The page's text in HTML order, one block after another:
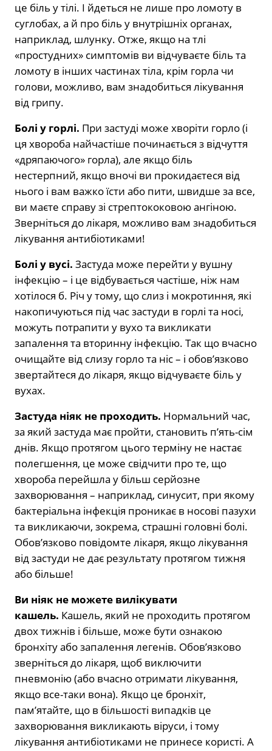
це біль у тілі. І йдеться не лише про ломоту в
суглобах, а й про біль у внутрішніх органах,
наприклад, шлунку. Отже, якщо на тлі
«простудних» симптомів ви відчуваєте біль та
ломоту в інших частинах тіла, крім горла чи
голови, можливо, вам знадобиться лікування
від грипу.
Болі у горлі. При застуді може хворіти горло (і
ця хвороба найчастіше починається з відчуття
«дряпаючого» горла), але якщо біль
нестерпний, якщо вночі ви прокидаєтеся від
нього і вам важко їсти або пити, швидше за все,
ви маєте справу зі стрептококовою ангіною.
Зверніться до лікаря, можливо вам знадобиться
лікування антибіотиками!
Болі у вусі. Застуда може перейти у вушну
інфекцію – і це відбувається частіше, ніж нам
хотілося б. Річ у тому, що слиз і мокротиння, які
накопичуються під час застуди в горлі та носі,
можуть потрапити у вухо та викликати
запалення та вторинну інфекцію. Так що вчасно
очищайте від слизу горло та ніс – і обов’язково
звертайтеся до лікаря, якщо відчуваєте біль у
вухах.
Застуда ніяк не проходить. Нормальний час,
за який застуда має пройти, становить п’ять-сім
днів. Якщо протягом цього терміну не настає
полегшення, це може свідчити про те, що
хвороба перейшла у більш серйозне
захворювання – наприклад, синусит, при якому
бактеріальна інфекція проникає в носові пазухи
та викликаючи, зокрема, страшні головні болі.
Обов’язково повідомте лікаря, якщо лікування
від застуди не дає результату протягом тижня
або більше!
Ви ніяк не можете вилікувати
кашель. Кашель, який не проходить протягом
двох тижнів і більше, може бути ознакою
бронхіту або запалення легенів. Обов’язково
зверніться до лікаря, щоб виключити
пневмонію (або вчасно отримати лікування,
якщо все-таки вона). Якщо це бронхіт,
пам’ятайте, що в більшості випадків це
захворювання викликають віруси, і тому
лікування антибіотиками не принесе користі. А